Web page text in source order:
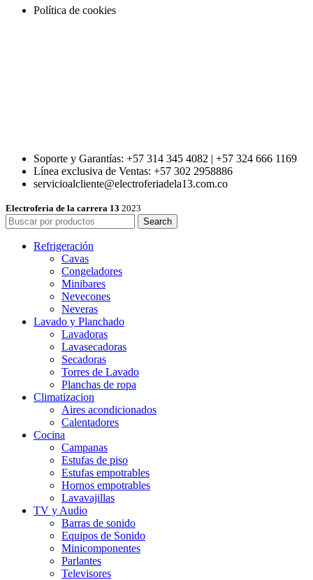
Política de cookies
Soporte y Garantías: +57 314 345 4082 | +57 324 666 1169
Línea exclusiva de Ventas: +57 302 2958886
servicioalcliente@electroferiadela13.com.co
Electroferia de la carrera 13 2023
Search
Refrigeración
Cavas
Congeladores
Minibares
Nevecones
Neveras
Lavado y Planchado
Lavadoras
Lavasecadoras
Secadoras
Torres de Lavado
Planchas de ropa
Climatizacion
Aires acondicionados
Calentadores
Cocina
Campanas
Estufas de piso
Estufas empotrables
Hornos empotrables
Lavavajillas
TV y Audio
Barras de sonido
Equipos de Sonido
Minicomponentes
Parlantes
Televisores